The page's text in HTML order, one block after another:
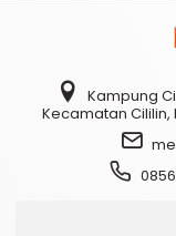
Kampung
Kecamatan